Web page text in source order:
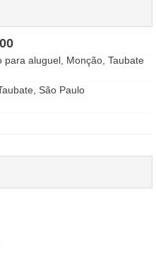
para aluguel, Monção, Taubate
São Paulo